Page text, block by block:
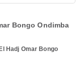
Bongo Ondimba
Hadj Omar Bongo